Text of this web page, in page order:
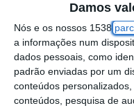
Damos
Nós e os nossos 1538
a informações num
dados pessoais, como
padrão enviadas por um
conteúdos
conteúdos, pesquisa de